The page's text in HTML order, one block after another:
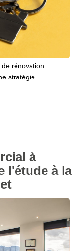
rénovation
stratégie
à
l'étude à la